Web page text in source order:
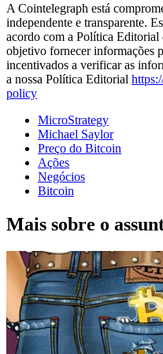
A Cointelegraph está
independente e transparente.
acordo com a Política
objetivo fornecer informações
incentivados a verificar as
a nossa Política Editorial
policy
MicroStrategy
Michael Saylor
Preço do Bitcoin
Ações
Negócios
Bitcoin
Mais sobre o